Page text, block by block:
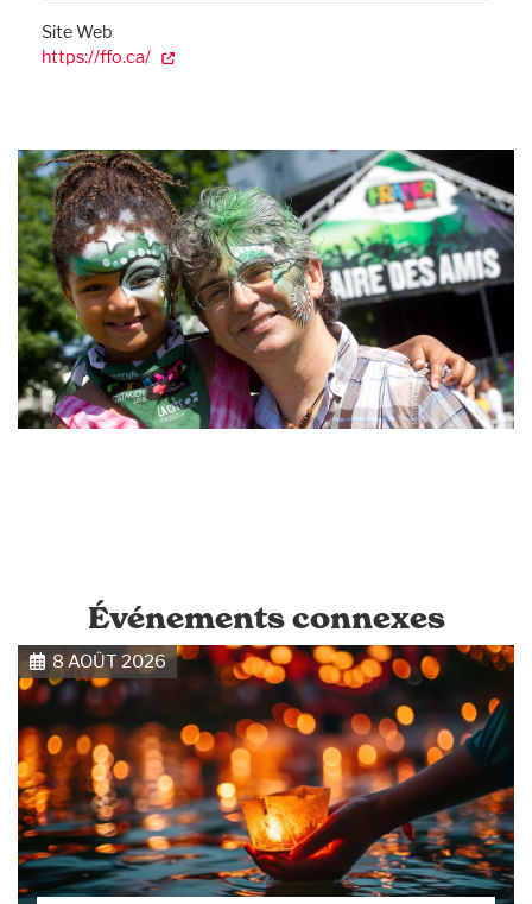
Site Web
https://ffo.ca/
Événements connexes
8 AOÛT 2026